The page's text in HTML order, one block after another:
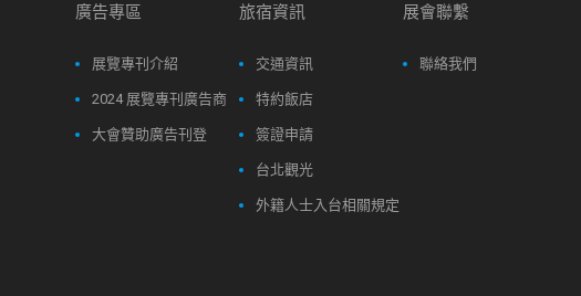
廣告專區
展覽專刊介紹
2024 展覽專刊廣告商
大會贊助廣告刊登
旅宿資訊
交通資訊
特約飯店
簽證申請
台北觀光
外籍人士入台相關規定
展會聯繫
聯絡我們